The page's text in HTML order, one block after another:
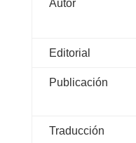
Autor
Editorial
Publicación
Traducción